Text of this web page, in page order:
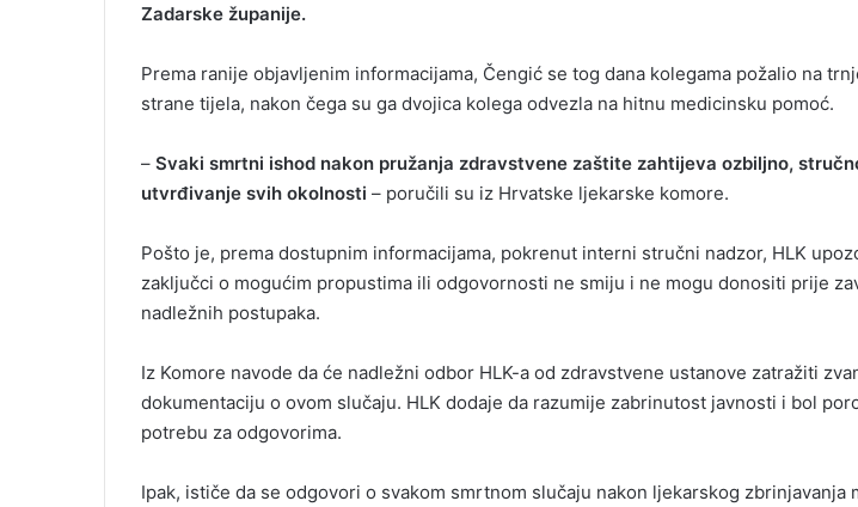
Zadarske županije.
Prema ranije objavljenim informacijama, Čengić se tog dana kolegama požalio na
strane tijela, nakon čega su ga dvojica kolega odvezla na hitnu medicinsku pomoć.
– Svaki smrtni ishod nakon pružanja zdravstvene zaštite zahtijeva ozbiljno,
utvrđivanje svih okolnosti – poručili su iz Hrvatske ljekarske komore.
Pošto je, prema dostupnim informacijama, pokrenut interni stručni nadzor, HLK
zaključci o mogućim propustima ili odgovornosti ne smiju i ne mogu donositi prije
nadležnih postupaka.
Iz Komore navode da će nadležni odbor HLK-a od zdravstvene ustanove zatražiti
dokumentaciju o ovom slučaju. HLK dodaje da razumije zabrinutost javnosti i bol
potrebu za odgovorima.
Ipak, ističe da se odgovori o svakom smrtnom slučaju nakon ljekarskog zbrinjavanja